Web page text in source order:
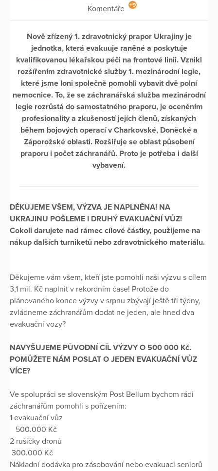
Komentáře +9
Nově zřízený 1. zdravotnický prapor Ukrajiny je
jednotka, která evakuuje raněné a poskytuje
kvalifikovanou lékařskou péči na frontové linii. Vznikl
rozšířením zdravotnické služby 1. mezinárodní legie,
které jsme loni společně pomohli vybavit dvě polní
nemocnice. To, že se záchranářská služba mezinárodní
legie rozrůstá do samostatného praporu, je oceněním
profesionality a zkušeností jejích členů, získaných
během bojových operací v Charkovské, Doněcké a
Záporožské oblasti. Rozšiřuje se oblast působení
praporu i počet záchranářů. Proto je potřeba i další
vybavení.
DĚKUJEME VŠEM, VÝZVA JE NAPLNĚNA! NA
UKRAJINU POŠLEME I DRUHÝ EVAKUAČNÍ VŮZ!
Cokoli darujete nad rámec cílové částky, použijeme na
nákup dalších turniketů nebo zdravotnického materiálu.
Děkujeme vám všem, kteří jste pomohli naši výzvu s cílem
3,1 mil. Kč naplnit v rekordním čase! Protože do
plánovaného konce výzvy v srpnu zbývají ještě tři týdny,
zvládneme záchranářům dodat ne jeden, ale hned dva
evakuační vozy?
NAVYŠUJEME PŮVODNÍ CÍL VÝZVY O 500 000 Kč.
POMŮŽETE NÁM POSLAT O JEDEN EVAKUAČNÍ VŮZ
VÍCE?
Ve spolupráci se slovenským Post Bellum bychom rádi
záchranářům pomohli s pořízením:
1 evakuační vůz
500.000 Kč
2 rušičky dronů
300.000 Kč
Nákladní dodávka pro zásobování nebo evakuaci seniorů